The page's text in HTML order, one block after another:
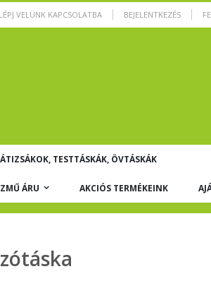
LÉPJ VELÜNK KAPCSOLATBA BEJELENTKEZÉS
TESTTÁSKÁK, ÖVTÁSKÁK
ÁRU AKCIÓS TERMÉKEINK